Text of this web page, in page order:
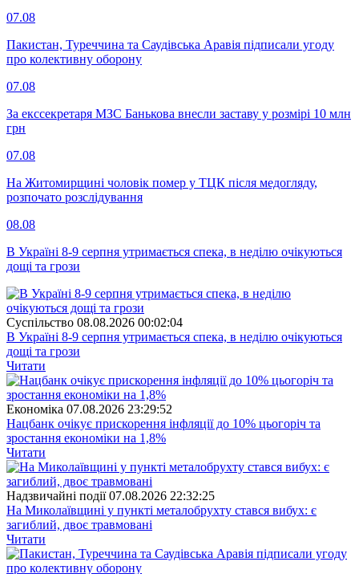
07.08
Пакистан, Туреччина та Саудівська Аравія підписали угоду
про колективну оборону
07.08
За екссекретаря МЗС Банькова внесли заставу у розмірі 10 млн
грн
07.08
На Житомирщині чоловік помер у ТЦК після медогляду,
розпочато розслідування
08.08
В Україні 8-9 серпня утримається спека, в неділю очікуються
дощі та грози
Суспiльство 08.08.2026 00:02:04
В Україні 8-9 серпня утримається спека, в неділю очікуються
дощі та грози
Читати
Економіка 07.08.2026 23:29:52
Нацбанк очікує прискорення інфляції до 10% цьогоріч та
зростання економіки на 1,8%
Читати
Надзвичайні події 07.08.2026 22:32:25
На Миколаївщині у пункті металобрухту стався вибух: є
загиблий, двоє травмовані
Читати